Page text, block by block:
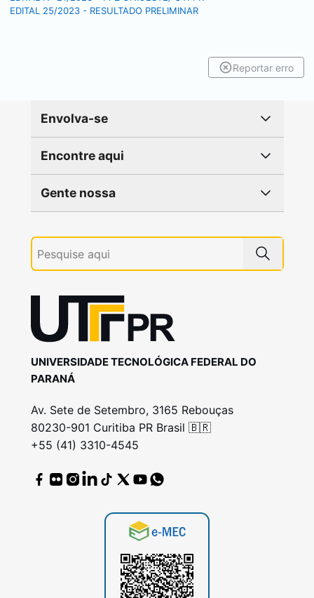
EDITAL 25/2023 - RESULTADO PRELIMINAR
Reportar erro
Envolva-se
Encontre aqui
Gente nossa
UNIVERSIDADE TECNOLÓGICA FEDERAL DO
PARANÁ
Av. Sete de Setembro, 3165 Rebouças
80230-901 Curitiba PR Brasil 🇧🇷
+55 (41) 3310-4545